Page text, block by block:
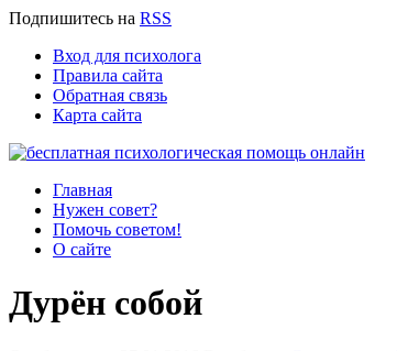
Подпишитесь на RSS
Вход для психолога
Правила сайта
Обратная связь
Карта сайта
Главная
Нужен совет?
Помочь советом!
О сайте
Дурён собой